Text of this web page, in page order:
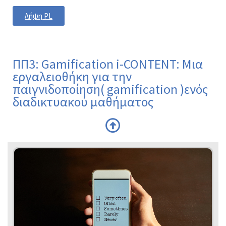
Λήψη PL
ΠΠ3: Gamification i-CONTENT: Μια
εργαλειοθήκη για την
παιγνιδοποίηση( gamification )ενός
διαδικτυακού μαθήματος